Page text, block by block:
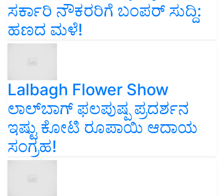
ಸರ್ಕಾರಿ ನೌಕರರಿಗೆ ಬಂಪರ್‌ ಸುದ್ದಿ:
ಹಣದ ಮಳೆ!
Lalbagh Flower Show
ಲಾಲ್‌ಬಾಗ್ ಫಲಪುಷ್ಪ ಪ್ರದರ್ಶನ
ಇಷ್ಟು ಕೋಟಿ ರೂಪಾಯಿ ಆದಾಯ
ಸಂಗ್ರಹ!